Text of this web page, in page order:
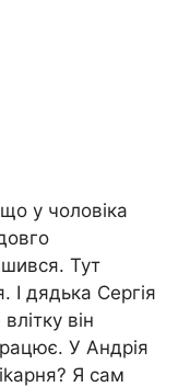
у чоловіка
Тут
І дядька Сергія
він
У Андрія
Я сам